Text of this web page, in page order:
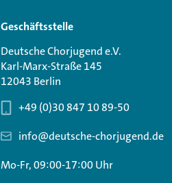
Geschäftsstelle
Deutsche Chorjugend e.V.
Karl-Marx-Straße 145
12043 Berlin
+49 (0)30 847 10 89-50
info@deutsche-chorjugend.de
Mo-Fr, 09:00-17:00 Uhr